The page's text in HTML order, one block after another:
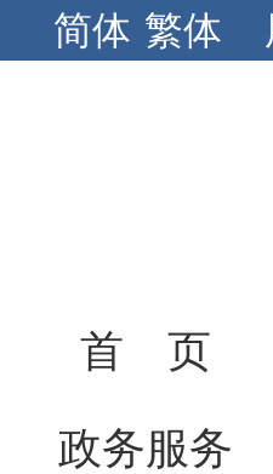
简体 繁体
首 页
政务服务